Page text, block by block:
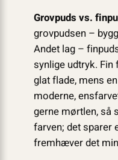
Grovpuds vs.
grovpudsen –
Andet lag –
synlige udtryk.
glat flade, mens
moderne,
gerne mørtlen, så
farven; det sparer
fremhæver det